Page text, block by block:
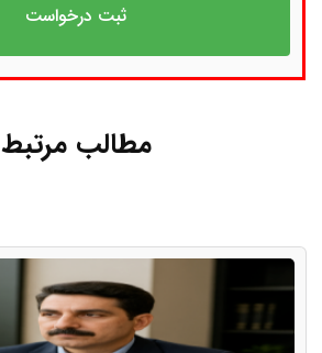
مطالب مرتبط